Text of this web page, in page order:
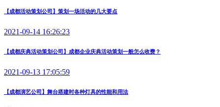
【成都活动策划公司】策划一场活动的几大要点
2021-09-14 16:26:23
【成都庆典活动策划公司】成都企业庆典活动策划一般怎么收费？
2021-09-13 17:05:59
【成都演艺公司】舞台搭建时各种灯具的性能和用法